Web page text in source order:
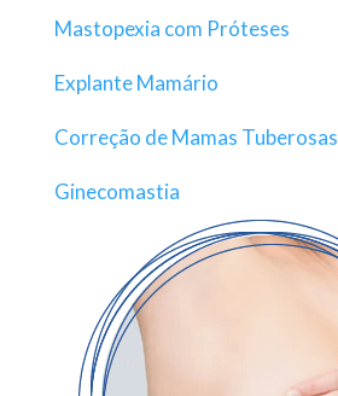
Mastopexia com Próteses
Explante Mamário
Correção de Mamas Tuberosas
Ginecomastia